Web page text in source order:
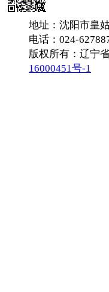
地址：沈阳市皇
电话：024-
版权所有：辽宁
16000451号-1